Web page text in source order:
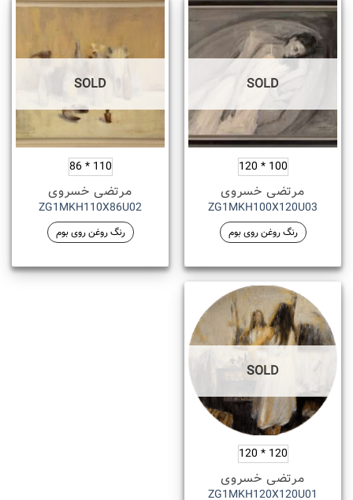
SOLD
100 * 120
مرتضی خسروی
ZG1MKH100X120U03
رنگ روغن روی بوم
SOLD
110 * 86
مرتضی خسروی
ZG1MKH110X86U02
رنگ روغن روی بوم
SOLD
120 * 120
مرتضی خسروی
ZG1MKH120X120U01